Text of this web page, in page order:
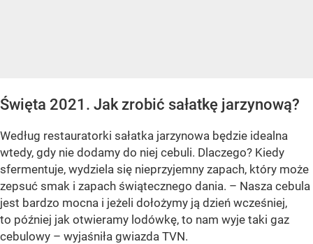
Święta 2021. Jak zrobić sałatkę jarzynową?
Według restauratorki sałatka jarzynowa będzie idealna
wtedy, gdy nie dodamy do niej cebuli. Dlaczego? Kiedy
sfermentuje, wydziela się nieprzyjemny zapach, który może
zepsuć smak i zapach świątecznego dania. – Nasza cebula
jest bardzo mocna i jeżeli dołożymy ją dzień wcześniej,
to później jak otwieramy lodówkę, to nam wyje taki gaz
cebulowy – wyjaśniła gwiazda TVN.